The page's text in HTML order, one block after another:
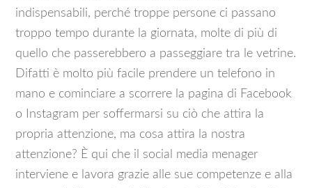
indispensabili, perché troppe persone ci passano
troppo tempo durante la giornata, molte di più di
quello che passerebbero a passeggiare tra le vetrine.
Difatti è molto più facile prendere un telefono in
mano e cominciare a scorrere la pagina di Facebook
o Instagram per soffermarsi su ciò che attira la
propria attenzione, ma cosa attira la nostra
attenzione? È qui che il social media menager
interviene e lavora grazie alle sue competenze e alla